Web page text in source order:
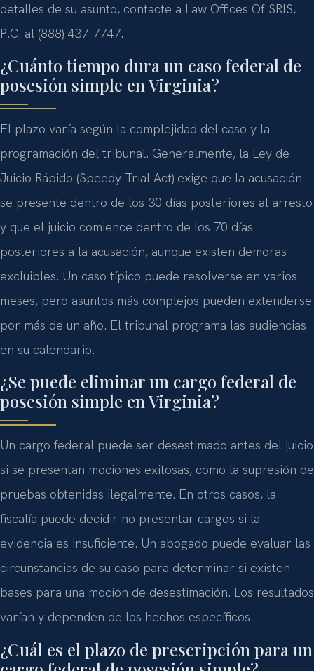
detalles de su asunto, contacte a Law Offices Of SRIS,
P.C. al (888) 437-7747.
¿Cuánto tiempo dura un caso federal de
posesión simple en Virginia?
El plazo varía según la complejidad del caso y la
programación del tribunal. Generalmente, la Ley de
Juicio Rápido (Speedy Trial Act) exige que la acusación
se presente dentro de los 30 días posteriores al arresto
y que el juicio comience dentro de los 70 días
posteriores a la acusación, aunque existen demoras
excluibles. Un caso típico puede resolverse en varios
meses, pero asuntos más complejos pueden extenderse
por más de un año. El tribunal programa las audiencias
en su calendario.
¿Se puede eliminar un cargo federal de
posesión simple en Virginia?
Un cargo federal puede ser desestimado antes del juicio
si se presentan mociones exitosas, como la supresión de
pruebas obtenidas ilegalmente. En otros casos, la
fiscalía puede decidir no presentar cargos si la
evidencia es insuficiente. Un abogado puede evaluar las
circunstancias de su caso para determinar si existen
bases para una moción de desestimación. Los resultados
varían y dependen de los hechos específicos.
¿Cuál es el plazo de prescripción para un